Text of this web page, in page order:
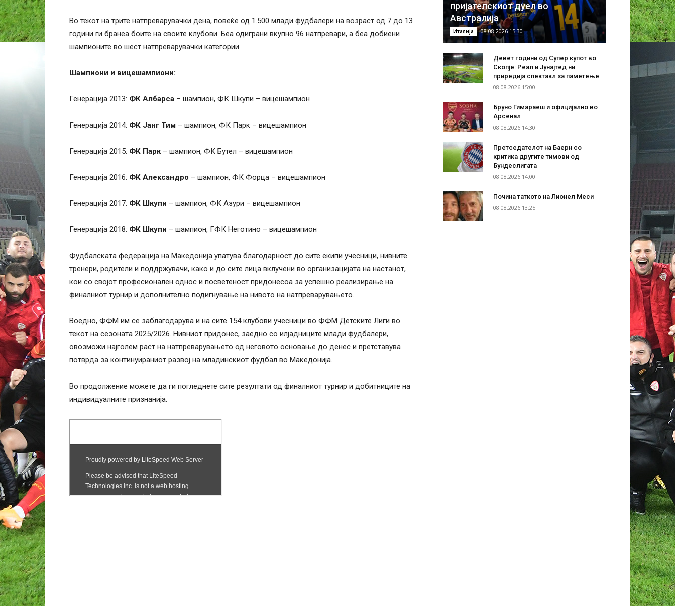
Во текот на трите натпреварувачки дена, повеќе од 1.500 млади фудбалери на возраст од 7 до 13
години ги бранеа боите на своите клубови. Беа одиграни вкупно 96 натпревари, а беа добиени
шампионите во шест натпреварувачки категории.
Шампиони и вицешампиони:
Генерација 2013: ФК Албарса – шампион, ФК Шкупи – вицешампион
Генерација 2014: ФК Јанг Тим – шампион, ФК Парк – вицешампион
Генерација 2015: ФК Парк– шампион, ФК Бутел – вицешампион
Генерација 2016: ФК Александро – шампион, ФК Форца – вицешампион
Генерација 2017: ФК Шкупи – шампион, ФК Азури – вицешампион
Генерација 2018: ФК Шкупи – шампион, ГФК Неготино – вицешампион
Фудбалската федерација на Македонија упатува благодарност до сите екипи учесници, нивните
тренери, родители и поддржувачи, како и до сите лица вклучени во организацијата на настанот,
кои со својот професионален однос и посветеност придонесоа за успешно реализирање на
финалниот турнир и дополнително подигнување на нивото на натпреварувањето.
Воедно, ФФМ им се заблагодарува и на сите 154 клубови учесници во ФФМ Детските Лиги во
текот на сезоната 2025/2026. Нивниот придонес, заедно со илјадниците млади фудбалери,
овозможи најголем раст на натпреварувањето од неговото основање до денес и претставува
потврда за континуираниот развој на младинскиот фудбал во Македонија.
Во продолжение можете да ги погледнете сите резултати од финалниот турнир и добитниците на
индивидуалните признанија.
пријателскиот дуел во
Австралија
Италија 08.08.2026 15:30
Девет години од Супер купот во
Скопје: Реал и Јунајтед ни
приредија спектакл за паметење
08.08.2026 15:00
Бруно Гимараеш и официјално во
Арсенал
08.08.2026 14:30
Претседателот на Баерн со
критика другите тимови од
Бундеслигата
08.08.2026 14:00
Почина таткото на Лионел Меси
08.08.2026 13:25